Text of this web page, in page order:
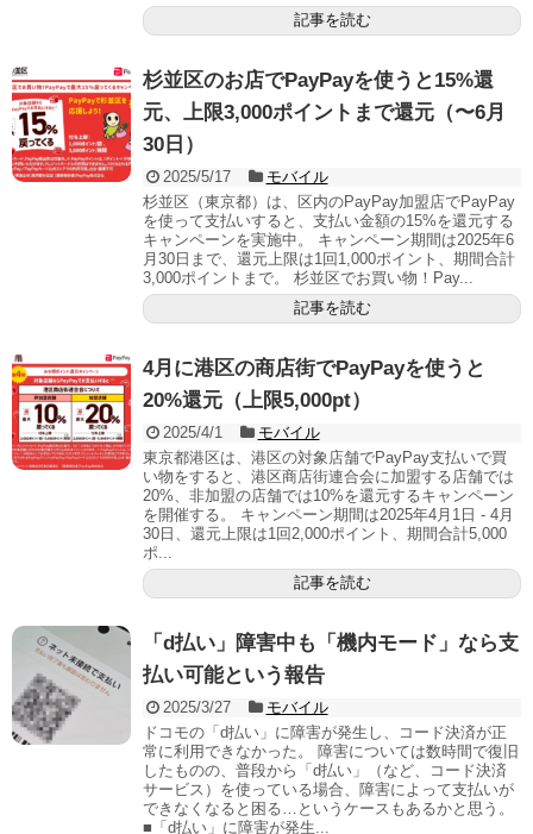
記事を読む
杉並区のお店でPayPayを使うと15%還
元、上限3,000ポイントまで還元（〜6月
30日）
2025/5/17
モバイル
杉並区（東京都）は、区内のPayPay加盟店でPayPay
を使って支払いすると、支払い金額の15%を還元する
キャンペーンを実施中。 キャンペーン期間は2025年6
月30日まで、還元上限は1回1,000ポイント、期間合計
3,000ポイントまで。 杉並区でお買い物！Pay...
記事を読む
4月に港区の商店街でPayPayを使うと
20%還元（上限5,000pt）
2025/4/1
モバイル
東京都港区は、港区の対象店舗でPayPay支払いで買
い物をすると、港区商店街連合会に加盟する店舗では
20%、非加盟の店舗では10%を還元するキャンペーン
を開催する。 キャンペーン期間は2025年4月1日 - 4月
30日、還元上限は1回2,000ポイント、期間合計5,000
ポ...
記事を読む
「d払い」障害中も「機内モード」なら支
払い可能という報告
2025/3/27
モバイル
ドコモの「d払い」に障害が発生し、コード決済が正
常に利用できなかった。 障害については数時間で復旧
したものの、普段から「d払い」（など、コード決済
サービス）を使っている場合、障害によって支払いが
できなくなると困る…というケースもあるかと思う。
■「d払い」に障害が発生...